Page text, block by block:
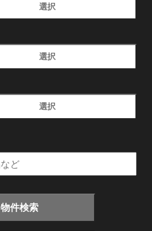
選択
選択
選択
物件検索